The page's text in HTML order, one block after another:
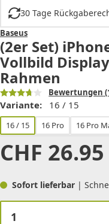
30 Tage
Baseus
(2er Set)
Vollbild
Rahmen
Bewertungen
Variante: 16 / 15
16 / 15 16 Pro 16 Pro
CHF 26.95
Sofort lieferbar |